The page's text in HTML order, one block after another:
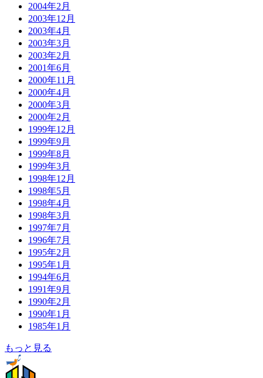
2004年2月
2003年12月
2003年4月
2003年3月
2003年2月
2001年6月
2000年11月
2000年4月
2000年3月
2000年2月
1999年12月
1999年9月
1999年8月
1999年3月
1998年12月
1998年5月
1998年4月
1998年3月
1997年7月
1996年7月
1995年2月
1995年1月
1994年6月
1991年9月
1990年2月
1990年1月
1985年1月
もっと見る